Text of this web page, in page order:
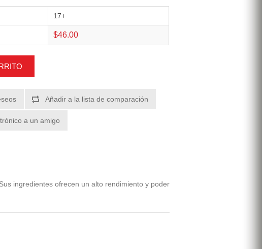
17+
$46.00
Añadir a la lista de comparación
a un amigo
ingredientes ofrecen un alto rendimiento y poder